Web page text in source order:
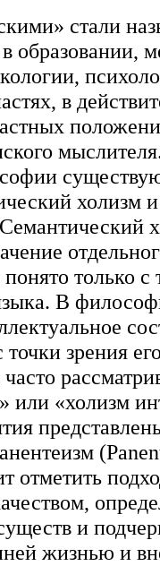
стали
образовании,
в
холизм и
только с
В
зрения
или «холизм
отметить
и
жизнью и